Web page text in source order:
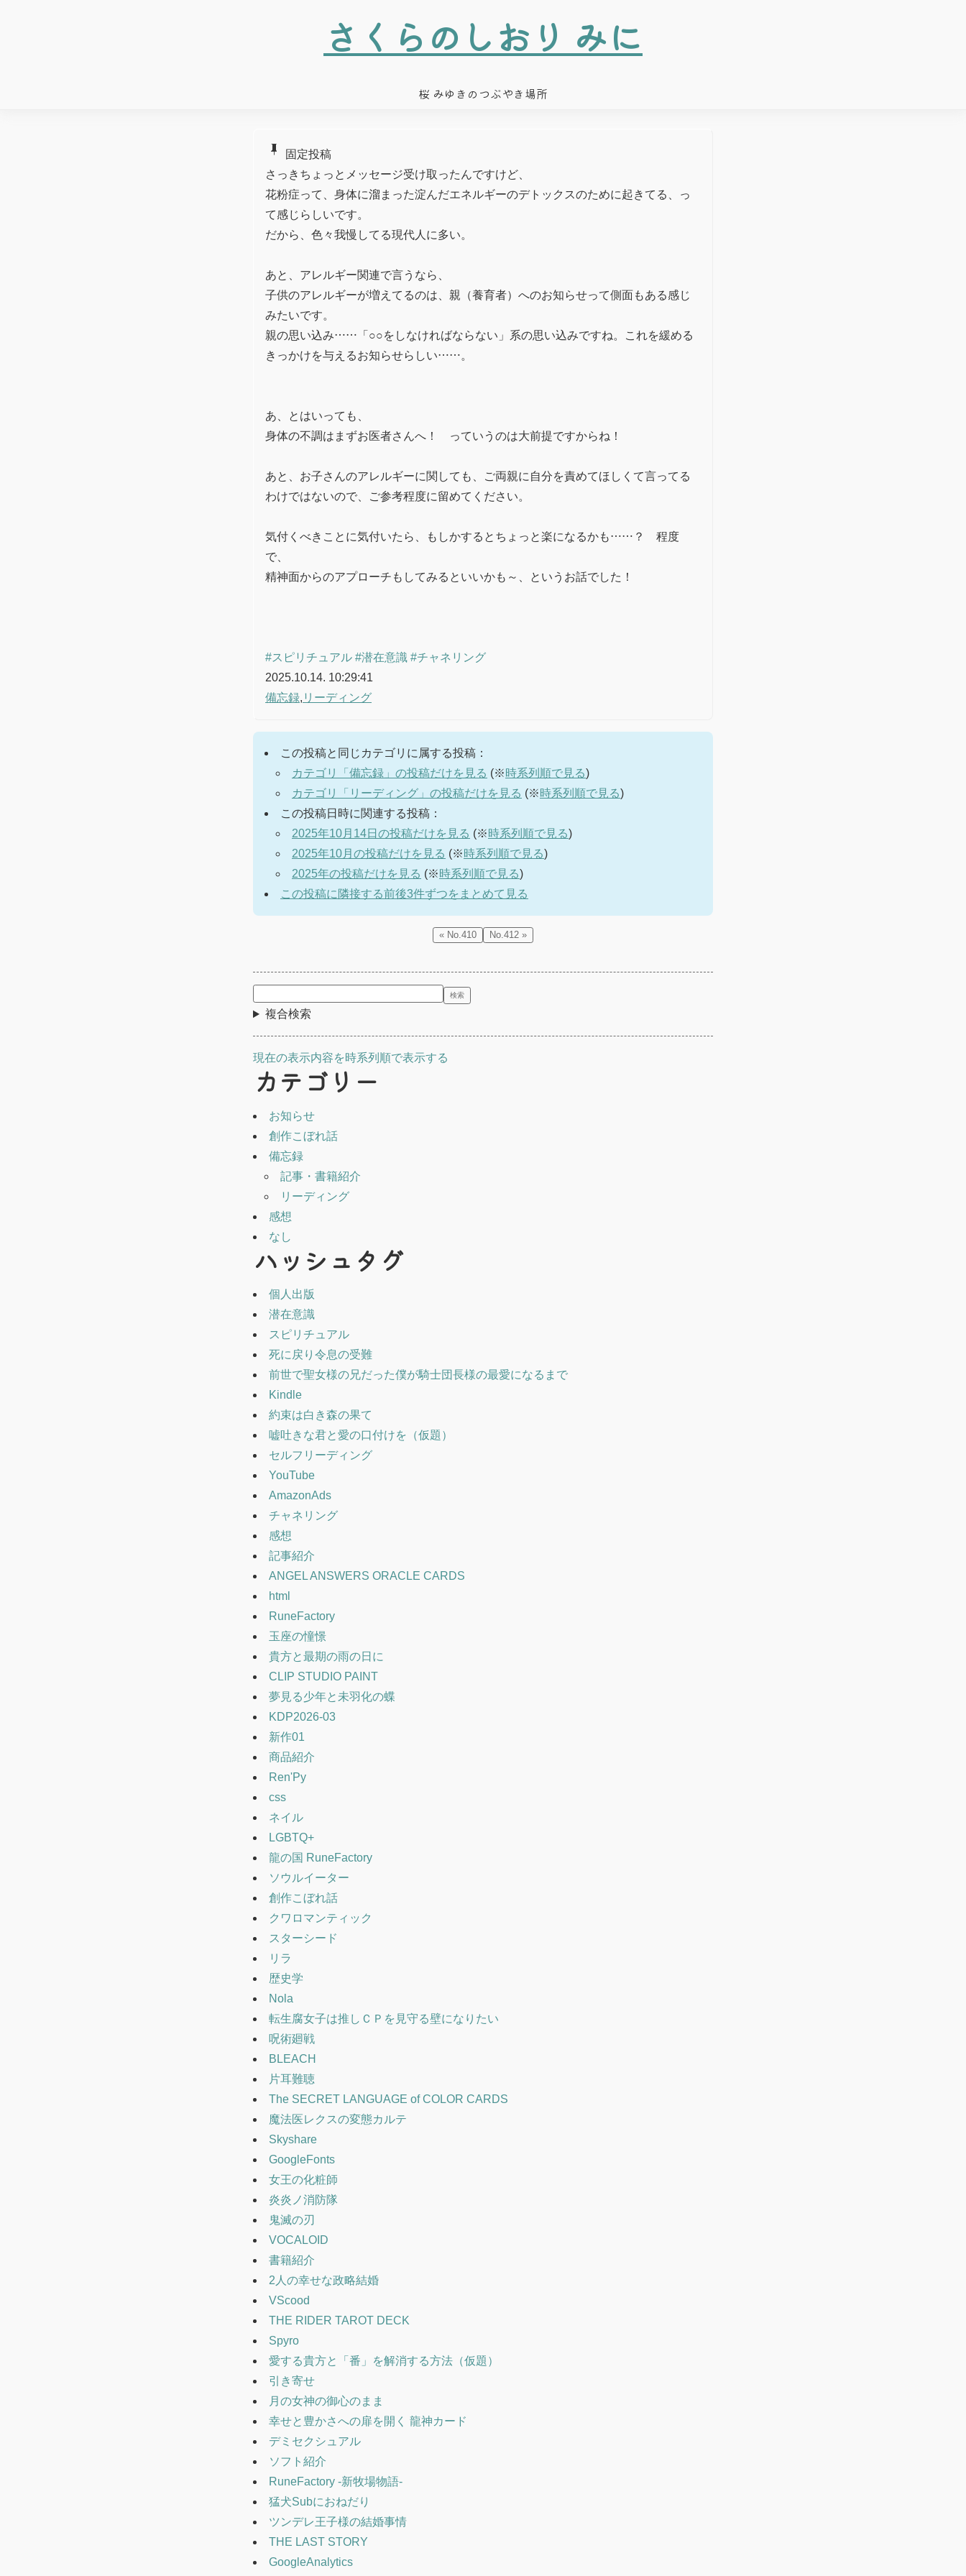
さくらのしおり みに
桜 みゆきのつぶやき場所
push_pin
固定投稿
さっきちょっとメッセージ受け取ったんですけど、
花粉症って、身体に溜まった淀んだエネルギーのデトックスのために起きてる、っ
て感じらしいです。
だから、色々我慢してる現代人に多い。
あと、アレルギー関連で言うなら、
子供のアレルギーが増えてるのは、親（養育者）へのお知らせって側面もある感じ
みたいです。
親の思い込み……「○○をしなければならない」系の思い込みですね。これを緩める
きっかけを与えるお知らせらしい……。
あ、とはいっても、
身体の不調はまずお医者さんへ！ っていうのは大前提ですからね！
あと、お子さんのアレルギーに関しても、ご両親に自分を責めてほしくて言ってる
わけではないので、ご参考程度に留めてください。
気付くべきことに気付いたら、もしかするとちょっと楽になるかも……？ 程度
で、
精神面からのアプローチもしてみるといいかも～、というお話でした！
#スピリチュアル #潜在意識 #チャネリング
2025.10.14. 10:29:41
備忘録, リーディング
この投稿と同じカテゴリに属する投稿：
カテゴリ「備忘録」の投稿だけを見る (※時系列順で見る)
カテゴリ「リーディング」の投稿だけを見る (※時系列順で見る)
この投稿日時に関連する投稿：
2025年10月14日の投稿だけを見る (※時系列順で見る)
2025年10月の投稿だけを見る (※時系列順で見る)
2025年の投稿だけを見る (※時系列順で見る)
この投稿に隣接する前後3件ずつをまとめて見る
« No.410 No.412 »
複合検索
現在の表示内容を時系列順で表示する
カテゴリー
お知らせ
創作こぼれ話
備忘録
記事・書籍紹介
リーディング
感想
なし
ハッシュタグ
個人出版
潜在意識
スピリチュアル
死に戻り令息の受難
前世で聖女様の兄だった僕が騎士団長様の最愛になるまで
Kindle
約束は白き森の果て
嘘吐きな君と愛の口付けを（仮題）
セルフリーディング
YouTube
AmazonAds
チャネリング
感想
記事紹介
ANGEL ANSWERS ORACLE CARDS
html
RuneFactory
玉座の憧憬
貴方と最期の雨の日に
CLIP STUDIO PAINT
夢見る少年と未羽化の蝶
KDP2026-03
新作01
商品紹介
Ren'Py
css
ネイル
LGBTQ+
龍の国 RuneFactory
ソウルイーター
創作こぼれ話
クワロマンティック
スターシード
リラ
歴史学
Nola
転生腐女子は推しＣＰを見守る壁になりたい
呪術廻戦
BLEACH
片耳難聴
The SECRET LANGUAGE of COLOR CARDS
魔法医レクスの変態カルテ
Skyshare
GoogleFonts
女王の化粧師
炎炎ノ消防隊
鬼滅の刃
VOCALOID
書籍紹介
2人の幸せな政略結婚
VScood
THE RIDER TAROT DECK
Spyro
愛する貴方と「番」を解消する方法（仮題）
引き寄せ
月の女神の御心のまま
幸せと豊かさへの扉を開く 龍神カード
デミセクシュアル
ソフト紹介
RuneFactory -新牧場物語-
猛犬Subにおねだり
ツンデレ王子様の結婚事情
THE LAST STORY
GoogleAnalytics